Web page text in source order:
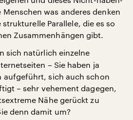
Menschen was anderes denken
Parallele, die es so
Zusammenhängen gibt.
sich natürlich einzelne
– Sie haben ja
aufgeführt, sich auch schon
– sehr vehement dagegen,
Nähe gerückt zu
denn damit um?